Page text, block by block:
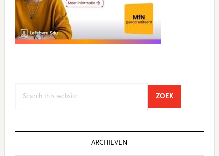
ZOEKSEARCH
ARCHIEVEN